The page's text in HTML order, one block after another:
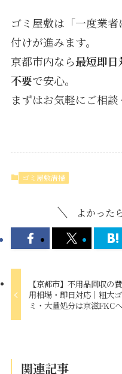
ゴミ屋敷は「一度業
付けが進みます。
京都市内なら最短即
不要で安心。
まずはお気軽にご相談
ゴミ屋敷清掃
よかった
【京都市】不用品回収の費
用相場・即日対応｜粗大ゴ
ミ・大量処分は京滋FKCへ
関連記事